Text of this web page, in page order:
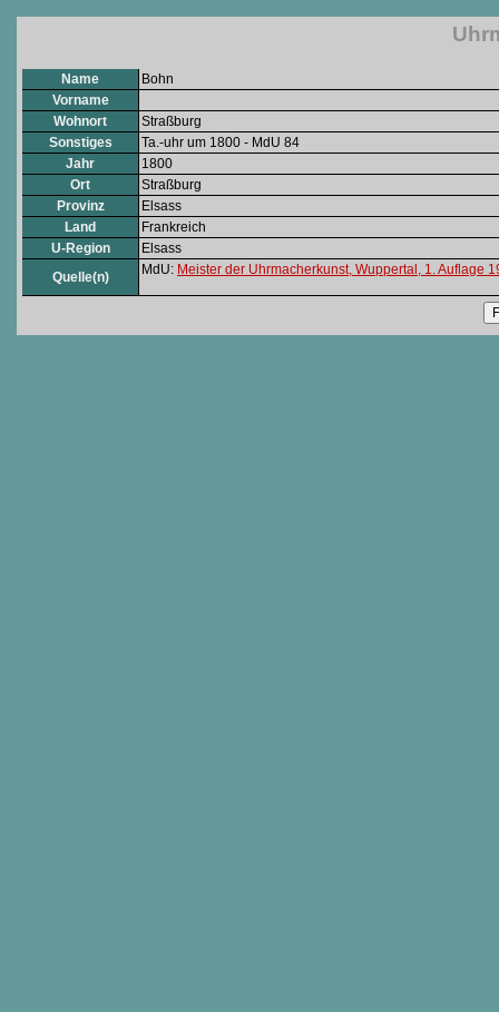
Name
Bohn
Vorname
Wohnort
Straßburg
Sonstiges
Ta.-uhr um 1800 - MdU 84
Jahr
1800
Ort
Straßburg
Provinz
Elsass
Land
Frankreich
U-Region
Elsass
Quelle(n)
MdU: Meister der Uhrmacherkunst, Wuppertal, 1. Auflage